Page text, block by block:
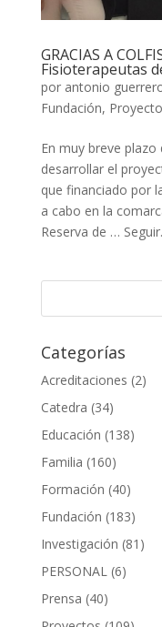
GRACIAS A
Fisioterapeutas
por antonio
Fundación,
En muy breve
desarrollar el
que financiado por
a cabo en la
Reserva de …
Categorías
Acreditaciones (2)
Catedra (34)
Educación (138)
Familia (160)
Formación (40)
Fundación (183)
Investigación (81)
PERSONAL (6)
Prensa (40)